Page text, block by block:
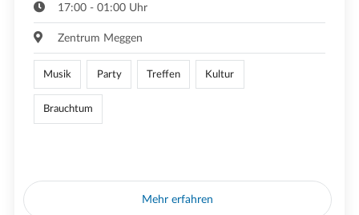
17:00 - 01:00 Uhr
Zentrum Meggen
Musik Party Treffen Kultur
Brauchtum
Mehr erfahren